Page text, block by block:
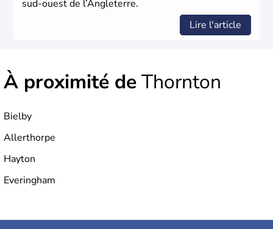
sud-ouest de l’Angleterre.
Lire l'article
À proximité deThornton
Bielby
Allerthorpe
Hayton
Everingham